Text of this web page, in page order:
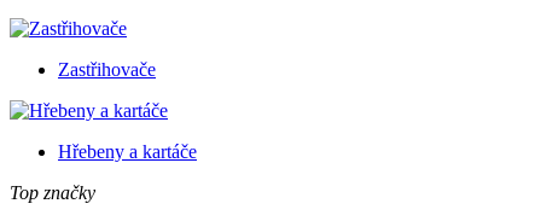
Zastřihovače
Hřebeny a kartáče
Top značky